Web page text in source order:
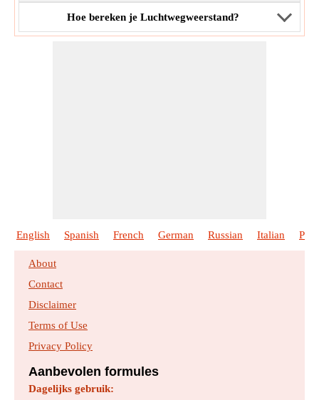
Hoe bereken je Luchtwegweerstand?
English Spanish French German Russian Italian
About
Contact
Disclaimer
Terms of Use
Privacy Policy
Aanbevolen formules
Dagelijks gebruik: